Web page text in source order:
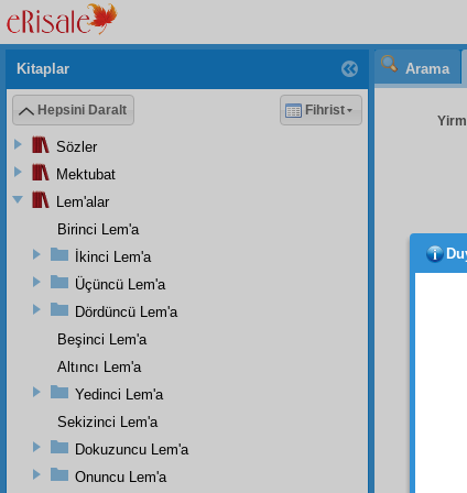
Arama
Kitaplar
Hepsini Daralt Fihrist
Sözler
Mektubat
Lem'alar
Birinci Lem'a
İkinci Lem'a
Üçüncü Lem'a
Dördüncü Lem'a
Beşinci Lem'a
Altıncı Lem'a
Yedinci Lem'a
Sekizinci Lem'a
Dokuzuncu Lem'a
Onuncu Lem'a